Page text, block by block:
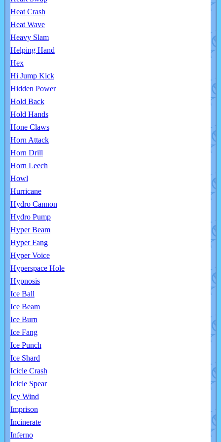
Heat Crash
Heat Wave
Heavy Slam
Helping Hand
Hex
Hi Jump Kick
Hidden Power
Hold Back
Hold Hands
Hone Claws
Horn Attack
Horn Drill
Horn Leech
Howl
Hurricane
Hydro Cannon
Hydro Pump
Hyper Beam
Hyper Fang
Hyper Voice
Hyperspace Hole
Hypnosis
Ice Ball
Ice Beam
Ice Burn
Ice Fang
Ice Punch
Ice Shard
Icicle Crash
Icicle Spear
Icy Wind
Imprison
Incinerate
Inferno